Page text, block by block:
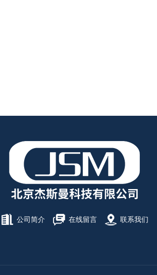
公司简介 在线留言 联系我们